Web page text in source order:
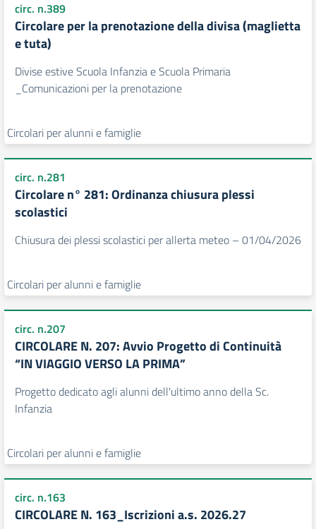
circ. n.389
Circolare per la prenotazione della divisa (maglietta
e tuta)
Divise estive Scuola Infanzia e Scuola Primaria
_Comunicazioni per la prenotazione
Circolari per alunni e famiglie
circ. n.281
Circolare n° 281: Ordinanza chiusura plessi
scolastici
Chiusura dei plessi scolastici per allerta meteo – 01/04/2026
Circolari per alunni e famiglie
circ. n.207
CIRCOLARE N. 207: Avvio Progetto di Continuità
“IN VIAGGIO VERSO LA PRIMA”
Progetto dedicato agli alunni dell'ultimo anno della Sc.
Infanzia
Circolari per alunni e famiglie
circ. n.163
CIRCOLARE N. 163_Iscrizioni a.s. 2026.27